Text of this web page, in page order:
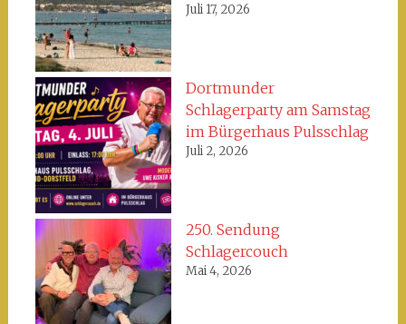
Juli 17, 2026
Dortmunder
Schlagerparty am Samstag
im Bürgerhaus Pulsschlag
Juli 2, 2026
250. Sendung
Schlagercouch
Mai 4, 2026